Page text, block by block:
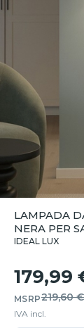
LAMPADA
NERA PER
IDEAL LUX
179,99
MSRP219,60 €
IVA incl.